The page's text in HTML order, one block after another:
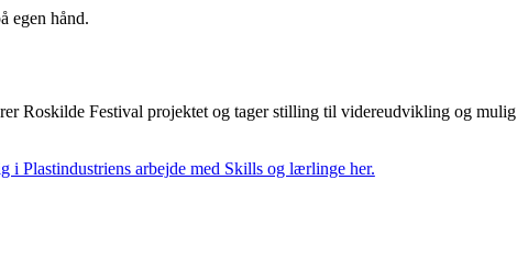
egen hånd.
Roskilde Festival projektet og tager stilling til videreudvikling og mulig
i Plastindustriens arbejde med Skills og lærlinge her.